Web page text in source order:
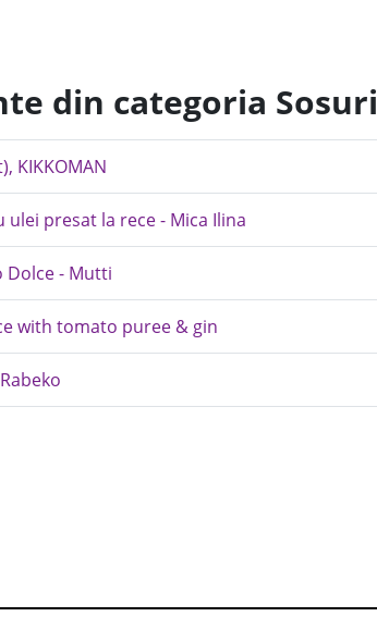
din categoria Sosuri
KIKKOMAN
ulei presat la rece - Mica Ilina
Dolce - Mutti
with tomato puree & gin